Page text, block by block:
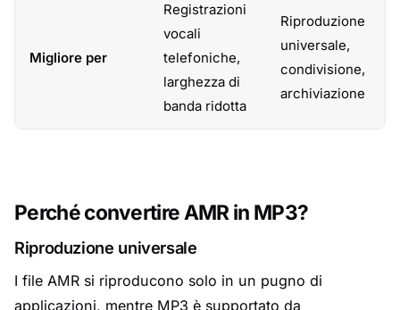
Migliore per
Registrazioni
vocali
telefoniche,
larghezza di
banda ridotta
Riproduzione
universale,
condivisione,
archiviazione
Perché convertire AMR in MP3?
Riproduzione universale
I file AMR si riproducono solo in un pugno di
applicazioni, mentre MP3 è supportato da